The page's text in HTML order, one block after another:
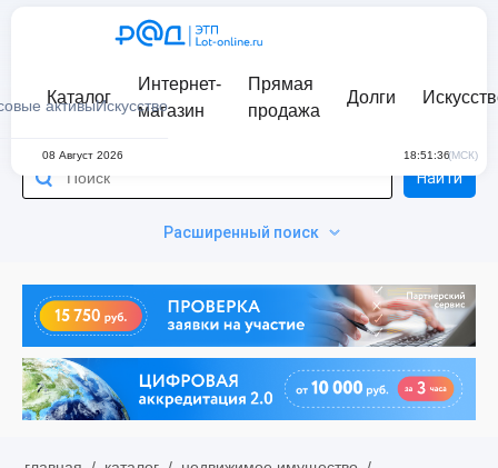
активыИскусство
Каталог
Интернет-
магазин
Прямая
продажа
Долги
08 Август 2026 18:51:36(МСК)
Расширенный поиск
Найти